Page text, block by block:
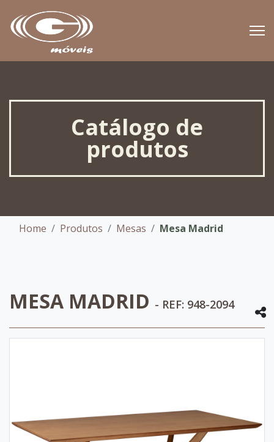
Catálogo de
produtos
Home Produtos Mesas Mesa Madrid
MESA MADRID - REF: 948-2094